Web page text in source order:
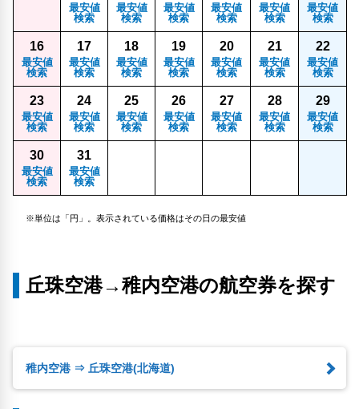
最安値
検索
最安値
検索
最安値
検索
最安値
検索
最安値
検索
最安値
検索
16
最安値
検索
17
最安値
検索
18
最安値
検索
19
最安値
検索
20
最安値
検索
21
最安値
検索
22
最安値
検索
23
最安値
検索
24
最安値
検索
25
最安値
検索
26
最安値
検索
27
最安値
検索
28
最安値
検索
29
最安値
検索
30
最安値
検索
31
最安値
検索
※単位は「円」。表示されている価格はその日の最安値
丘珠空港→稚内空港の航空券を探す
稚内空港 ⇒ 丘珠空港(北海道)